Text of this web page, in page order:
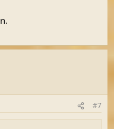
ca. 1938 - 1946 -
sehen.
contains all values
M.Good
total records in
#7